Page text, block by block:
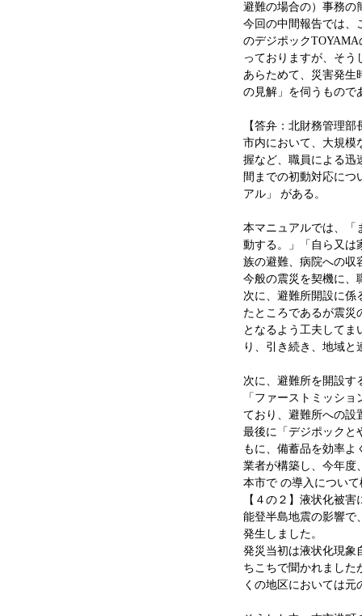
避難の場合の）事務
今回の中間報告では、
のデジポック
っておりますが、そう
あらためて、災害発
の見解」を伺うもので
【答弁：北財務管理部
市内において、大規模
握など、職員による迅
間までの初動対応につ
アル」 がある。
本マニュアルでは、
動する。」「自ら又は
族の避難、病院への収
今般の震災を契機に、
次に、避難所開設に
たところであるが震災
となるよう工夫してま
り、引き続き、地域
次に、避難所を開設
「ファーストミッシ
ており、避難所への設
最後に「デジポックと
もに、備蓄品を効率よ
業者が構築し、今年度
本市で の導入につい
【４の２】液状化被
能登半島地震の影響
発生しました。
発災当初は液状化現
ちこちで聞かれました
くの地区においては